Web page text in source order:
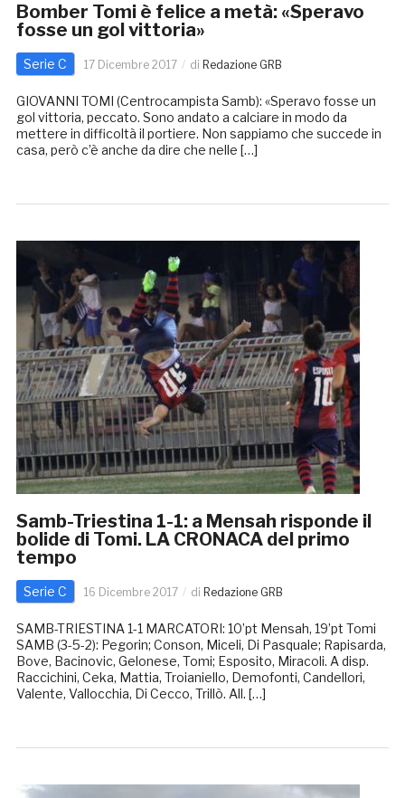
Bomber Tomi è felice a metà: «Speravo
fosse un gol vittoria»
Serie C 17 Dicembre 2017 di Redazione GRB
GIOVANNI TOMI (Centrocampista Samb): «Speravo fosse un
gol vittoria, peccato. Sono andato a calciare in modo da
mettere in difficoltà il portiere. Non sappiamo che succede in
casa, però c’è anche da dire che nelle […]
Samb-Triestina 1-1: a Mensah risponde il
bolide di Tomi. LA CRONACA del primo
tempo
Serie C 16 Dicembre 2017 di Redazione GRB
SAMB-TRIESTINA 1-1 MARCATORI: 10’pt Mensah, 19’pt Tomi
SAMB (3-5-2): Pegorin; Conson, Miceli, Di Pasquale; Rapisarda,
Bove, Bacinovic, Gelonese, Tomi; Esposito, Miracoli. A disp.
Raccichini, Ceka, Mattia, Troianiello, Demofonti, Candellori,
Valente, Vallocchia, Di Cecco, Trillò. All. […]